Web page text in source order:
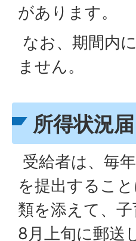
があります。
なお、期間内
ません。
所得状況届
受給者は、毎
を提出するこ
類を添えて、
8月上旬に郵送